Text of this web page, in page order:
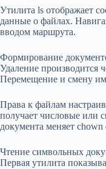
Утилита ls отображает
данные о файлах.
вводом маршрута.
Формирование
Удаление производится
Перемещение и смену
Права к файлам
получает числовые или
документа меняет
Чтение символьных
Первая утилита